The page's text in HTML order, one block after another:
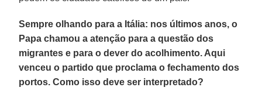
Sempre olhando para a Itália: nos últimos anos, o
Papa chamou a atenção para a questão dos
migrantes e para o dever do acolhimento. Aqui
venceu o partido que proclama o fechamento dos
portos. Como isso deve ser interpretado?